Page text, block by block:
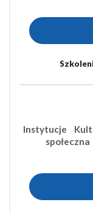
Instytucje